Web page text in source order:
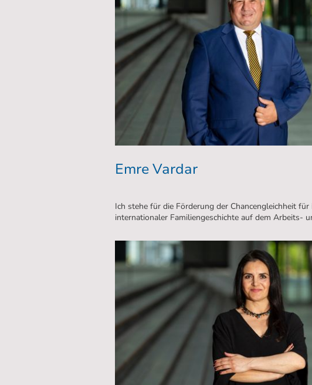
Emre Vardar
Ich stehe für die Förderung der Chancengleichheit
internationaler Familiengeschichte auf dem Arbeits-